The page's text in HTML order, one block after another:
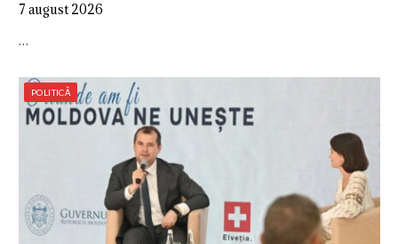
7 august 2026
…
POLITICĂ